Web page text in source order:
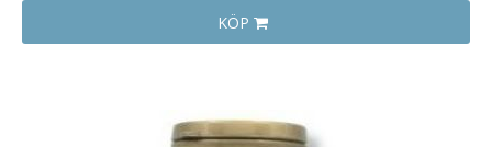
KÖP